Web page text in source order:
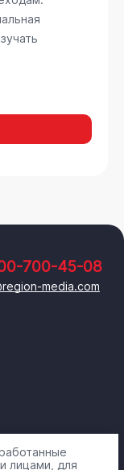
700-45-08
media.com
лицами, для